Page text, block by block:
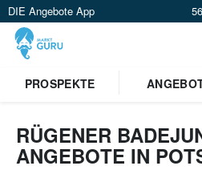
DIE Angebote App
Standort
PROSPEKTE
RÜGENER
ANGEBOTE IN